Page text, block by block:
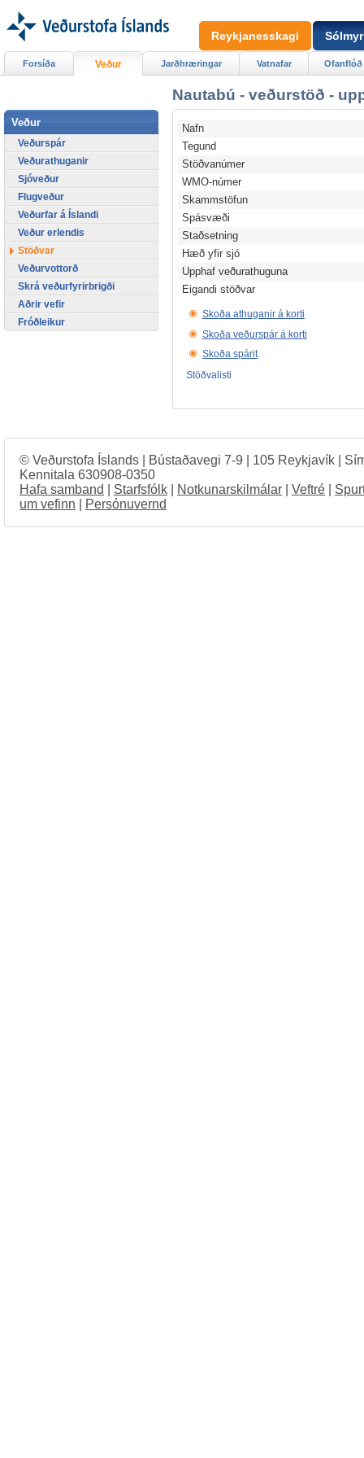
Nautabú - veðurstöð -
Nafn
Tegund
Stöðvanúmer
WMO-númer
Skammstöfun
Spásvæði
Staðsetning
Hæð yfir sjó
Upphaf veðurathuguna
Eigandi stöðvar
Skoða athuganir á korti
Skoða veðurspár á korti
Skoða spárit
Stöðvalisti
Forsíða Veður Jarðhræringar Vatnafar Ofanflóð
Veður
Veðurspár
Veðurathuganir
Sjóveður
Flugveður
Veðurfar á Íslandi
Veður erlendis
Stöðvar
Veðurvottorð
Skrá veðurfyrirbrigði
Aðrir vefir
Fróðleikur
Reykjanesskagi
© Veðurstofa Íslands | Bústaðavegi 7-9 | 105 Reykjavík |
Kennitala 630908-0350
Hafa samband
Starfsfólk Notkunarskilmálar Veftré
um vefinn
Persónuvernd